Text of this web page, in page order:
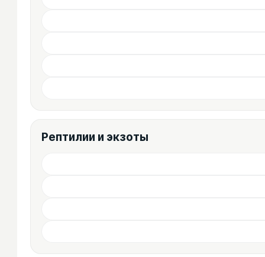
Рептилии и экзоты